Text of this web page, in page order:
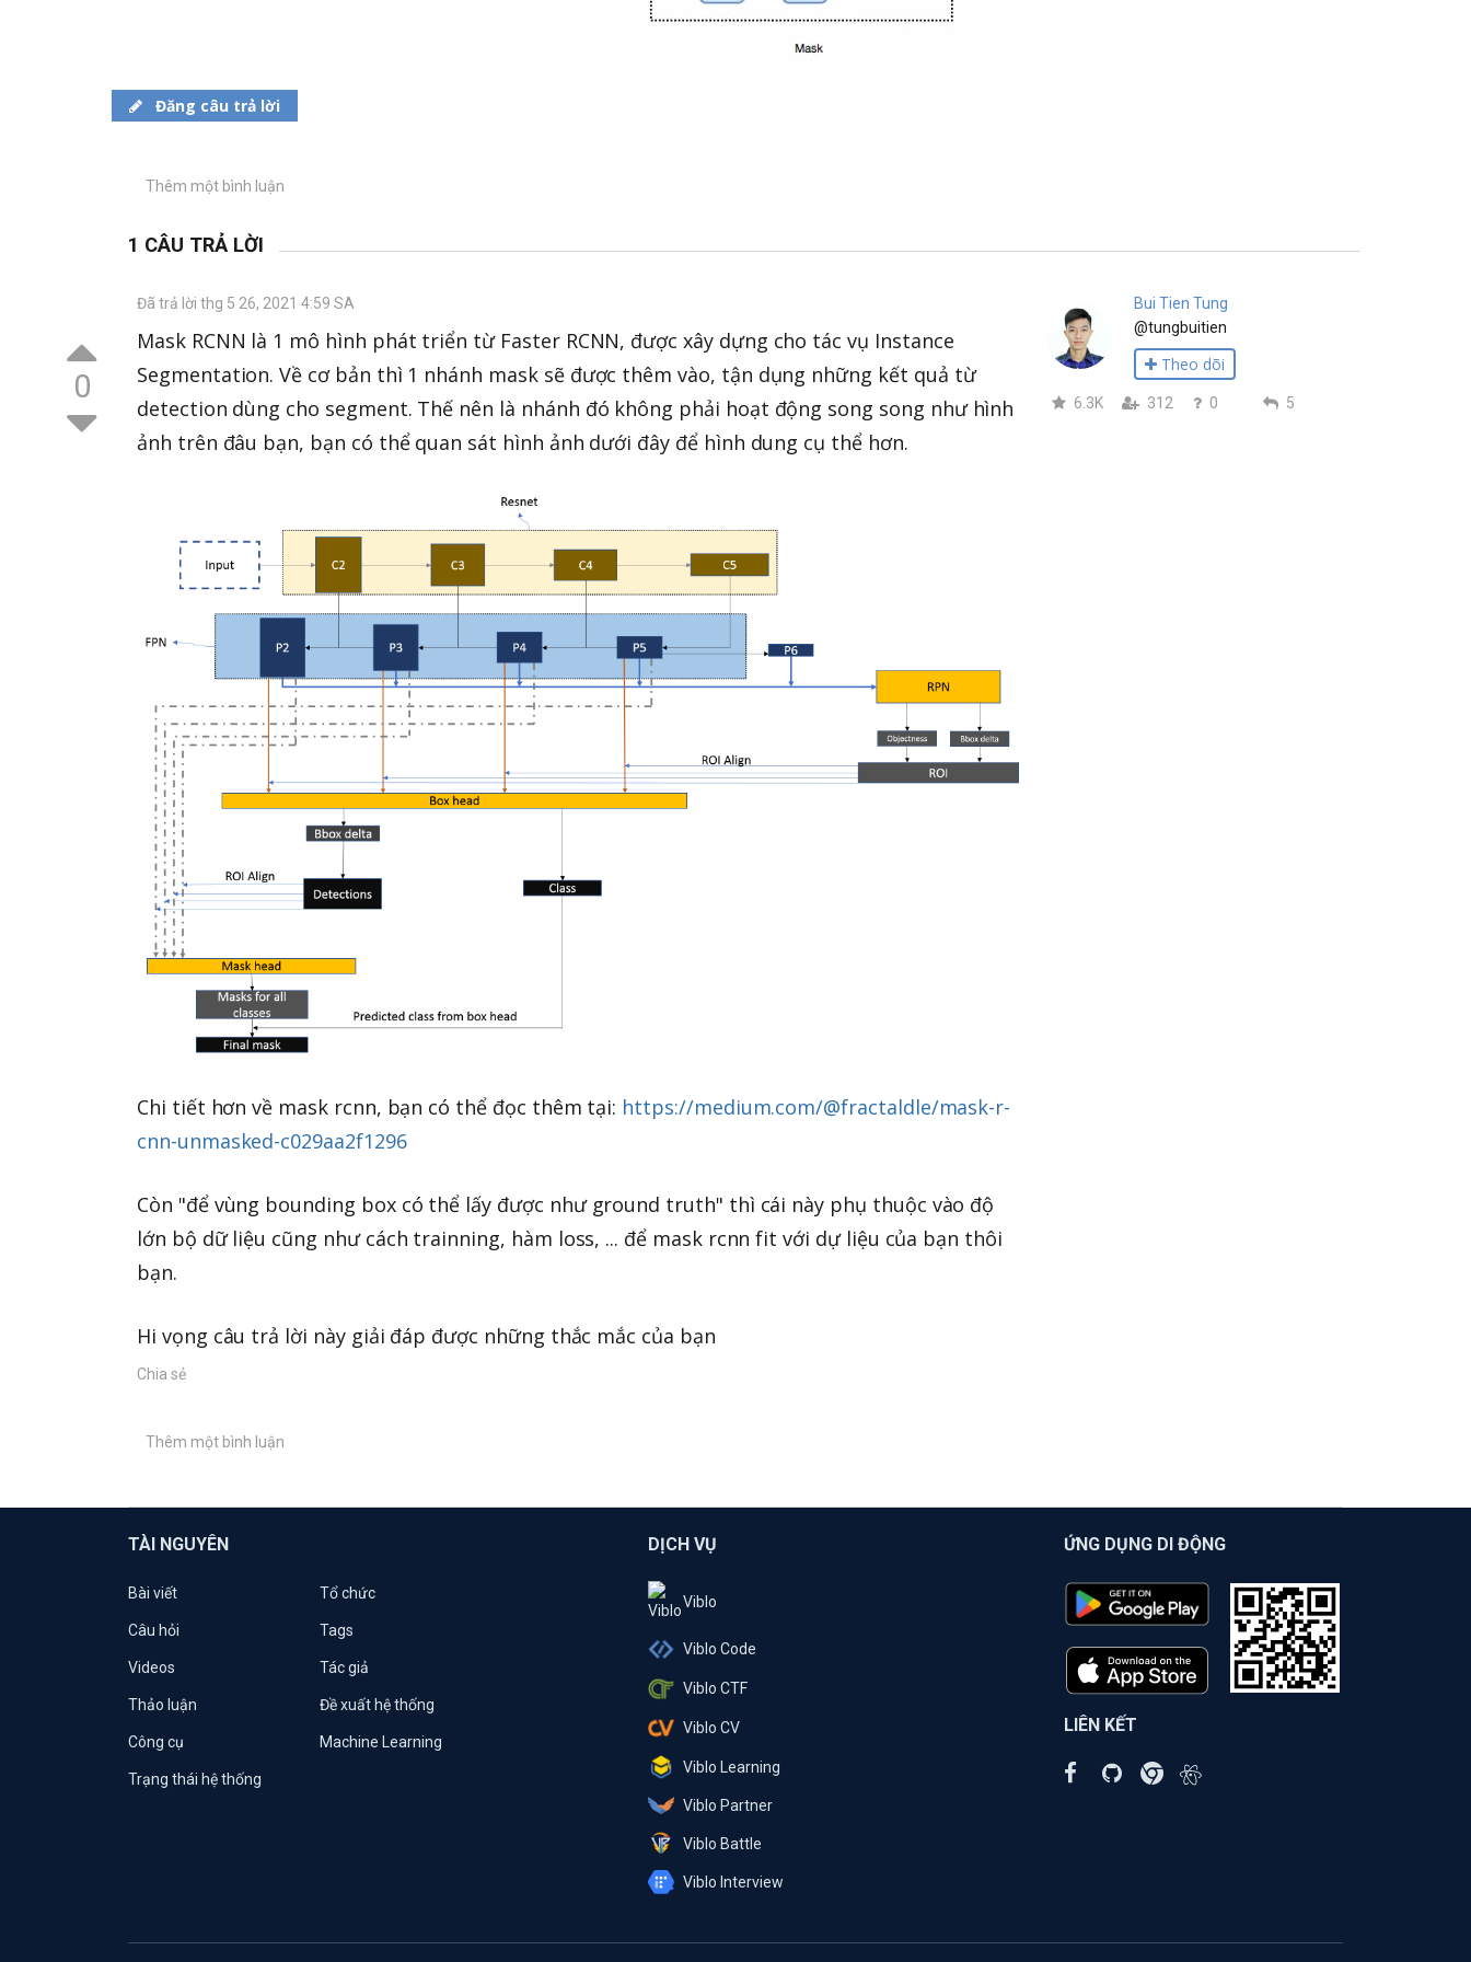
Đăng câu trả lời
Thêm một bình luận
1 CÂU TRẢ LỜI
Đã trả lời thg 5 26, 2021 4:59 SA
0
Mask RCNN là 1 mô hình phát triển từ Faster RCNN, được xây dựng cho tác vụ Instance
Segmentation. Về cơ bản thì 1 nhánh mask sẽ được thêm vào, tận dụng những kết quả từ
detection dùng cho segment. Thế nên là nhánh đó không phải hoạt động song song như hình
ảnh trên đâu bạn, bạn có thể quan sát hình ảnh dưới đây để hình dung cụ thể hơn.
Chi tiết hơn về mask rcnn, bạn có thể đọc thêm tại: https://medium.com/@fractaldle/mask-r-
cnn-unmasked-c029aa2f1296
Còn "để vùng bounding box có thể lấy được như ground truth" thì cái này phụ thuộc vào độ
lớn bộ dữ liệu cũng như cách trainning, hàm loss, ... để mask rcnn fit với dự liệu của bạn thôi
bạn.
Hi vọng câu trả lời này giải đáp được những thắc mắc của bạn
Chia sẻ
Bui Tien Tung
@tungbuitien
Theo dõi
6.3K 312 0 5
Thêm một bình luận
TÀI NGUYÊN
Bài viết Tổ chức
Câu hỏi Tags
Videos Tác giả
Thảo luận Đề xuất hệ thống
Công cụ Machine Learning
Trạng thái hệ thống
DỊCH VỤ
Viblo
Viblo Code
Viblo CTF
Viblo CV
Viblo Learning
Viblo Partner
Viblo Battle
Viblo Interview
ỨNG DỤNG DI ĐỘNG
LIÊN KẾT